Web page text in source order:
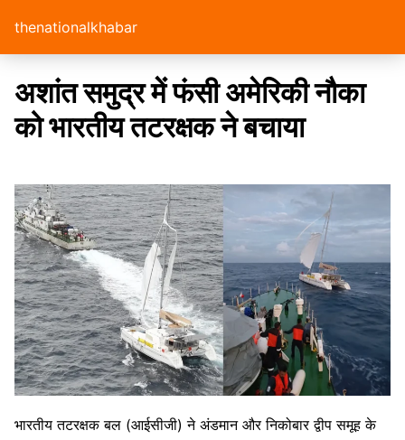
thenationalkhabar
अशांत समुद्र में फंसी अमेरिकी नौका
को भारतीय तटरक्षक ने बचाया
भारतीय तटरक्षक बल (आईसीजी) ने अंडमान और निकोबार द्वीप समूह के